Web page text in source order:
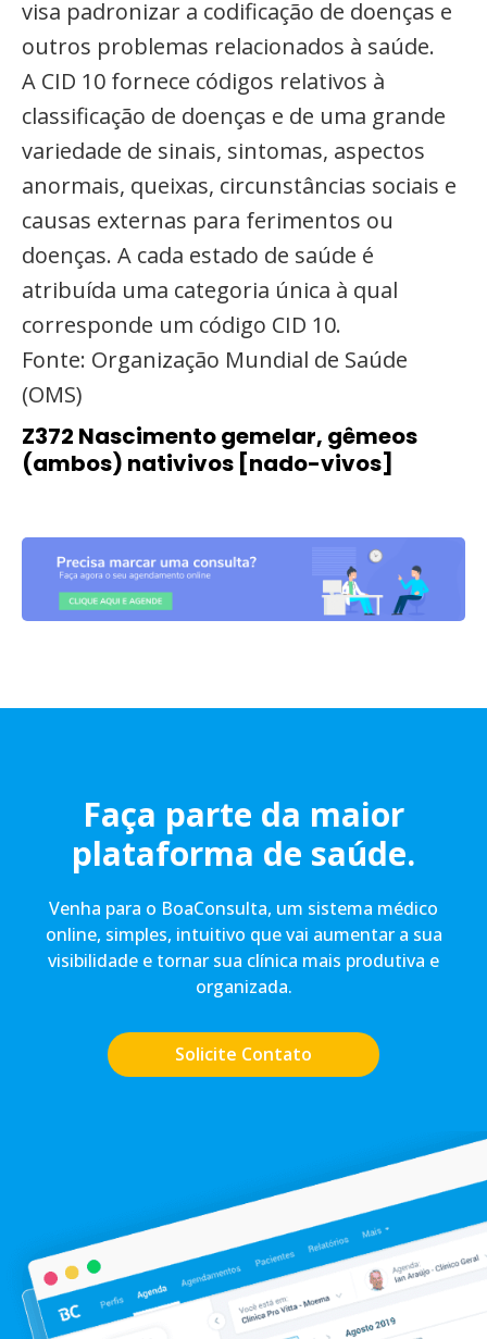
visa padronizar a codificação de doenças e
outros problemas relacionados à saúde.
A CID 10 fornece códigos relativos à
classificação de doenças e de uma grande
variedade de sinais, sintomas, aspectos
anormais, queixas, circunstâncias sociais e
causas externas para ferimentos ou
doenças. A cada estado de saúde é
atribuída uma categoria única à qual
corresponde um código CID 10.
Fonte: Organização Mundial de Saúde
(OMS)
Z372 Nascimento gemelar, gêmeos
(ambos) nativivos [nado-vivos]
Faça parte da maior
plataforma de saúde.
Venha para o BoaConsulta, um sistema médico
online, simples, intuitivo que vai aumentar a sua
visibilidade e tornar sua clínica mais produtiva e
organizada.
Solicite Contato